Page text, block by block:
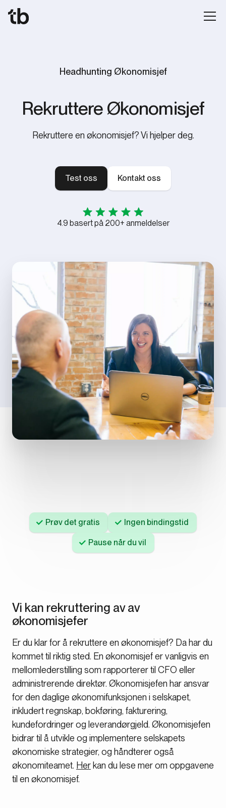
Headhunting Økonomisjef
Rekruttere Økonomisjef
Rekruttere en økonomisjef? Vi hjelper deg.
Test oss Kontakt oss
4.9 basert på 200+ anmeldelser
Prøv det gratis Ingen bindingstid
Pause når du vil
Vi kan rekruttering av av
økonomisjefer
Er du klar for å rekruttere en økonomisjef? Da har du
kommet til riktig sted. En økonomisjef er vanligvis en
mellomlederstilling som rapporterer til CFO eller
administrerende direktør. Økonomisjefen har ansvar
for den daglige økonomifunksjonen i selskapet,
inkludert regnskap, bokføring, fakturering,
kundefordringer og leverandørgjeld. Økonomisjefen
bidrar til å utvikle og implementere selskapets
økonomiske strategier, og håndterer også
økonomiteamet. Her kan du lese mer om oppgavene
til en økonomisjef.